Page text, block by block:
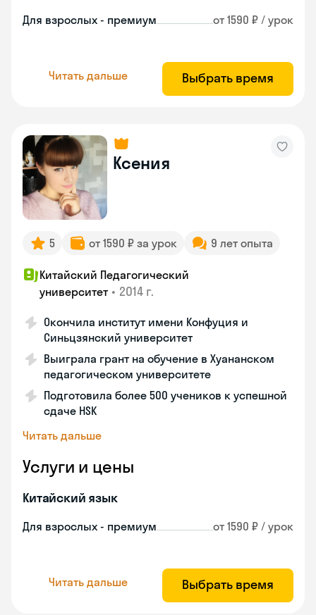
Для взрослых - премиум от 1590 ₽ / урок
Читать дальше Выбрать время
Ксения
5 от 1590 ₽ за урок 9 лет опыта
Китайский Педагогический
университет • 2014 г.
Окончила институт имени Конфуция и
Синьцзянский университет
Выиграла грант на обучение в Хуананском
педагогическом университете
Подготовила более 500 учеников к успешной
сдаче HSK
Читать дальше
Услуги и цены
Китайский язык
Для взрослых - премиум от 1590 ₽ / урок
Читать дальше Выбрать время